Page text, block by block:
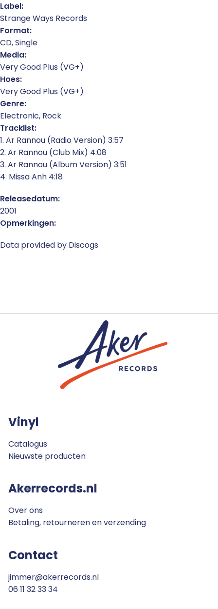
Label:
Strange Ways Records
Format:
CD, Single
Media:
Very Good Plus (VG+)
Hoes:
Very Good Plus (VG+)
Genre:
Electronic, Rock
Tracklist:
1. Ar Rannou (Radio Version) 3:57
2. Ar Rannou (Club Mix) 4:08
3. Ar Rannou (Album Version) 3:51
4. Missa Anh 4:18
Releasedatum:
2001
Opmerkingen:
Data provided by Discogs
Vinyl
Catalogus
Nieuwste producten
Akerrecords.nl
Over ons
Betaling, retourneren en verzending
Contact
jimmer@akerrecords.nl
06 11 32 33 34